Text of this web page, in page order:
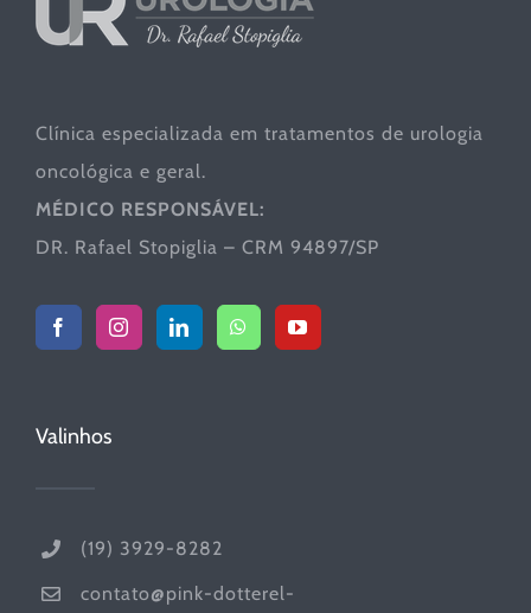
Clínica especializada em tratamentos de urologia
oncológica e geral.
MÉDICO RESPONSÁVEL:
DR. Rafael Stopiglia – CRM 94897/SP
Valinhos
(19) 3929-8282
contato@pink-dotterel-